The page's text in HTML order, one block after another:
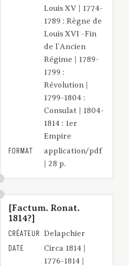
Louis XV | 1774-
1789 : Règne de
Louis XVI -Fin
de l’Ancien
Régime | 1789-
1799 :
Révolution |
1799-1804 :
Consulat | 1804-
1814 : 1er
Empire
FORMAT
application/pdf
| 28 p.
[Factum. Ronat.
1814?]
CRÉATEUR Delapchier
DATE
Circa 1814 |
1776-1814 |